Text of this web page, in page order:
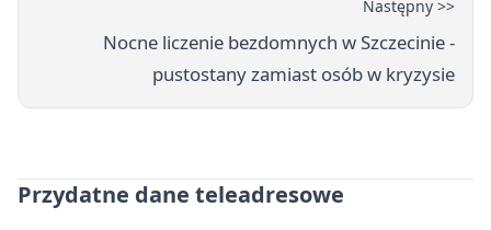
Następny >>
Nocne liczenie bezdomnych w Szczecinie -
pustostany zamiast osób w kryzysie
Przydatne dane teleadresowe